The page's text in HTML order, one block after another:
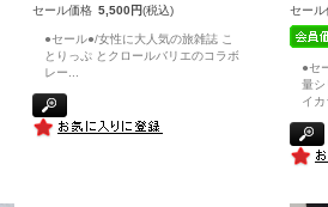
セール価格 5,500円(税込)
●セール●/女性に大人気の旅雑誌 こ
とりっぷ とクロールバリエのコラボ
レー
セール
●セ
量シ
イカ